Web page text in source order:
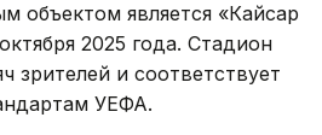
объектом является «Кайсар
2025 года. Стадион
зрителей и соответствует
УЕФА.